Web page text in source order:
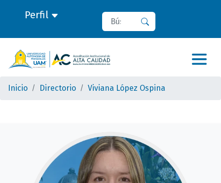
Perfil Buscar
Inicio Directorio Viviana López Ospina